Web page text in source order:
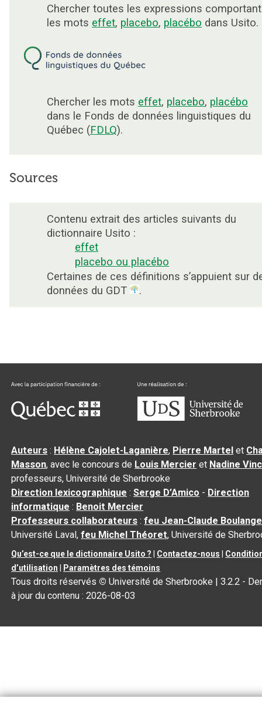
Chercher toutes les expressions comportant
les mots effet, placebo, placébo dans Usito.
Chercher les mots effet, placebo, placébo
dans le Fonds de données linguistiques du
Québec (FDLQ).
Sources
Contenu extrait des articles suivants du
dictionnaire Usito :
effet
placebo ou placébo
Certaines de ces définitions s’appuient sur
données du GDT
.
Auteurs : Hélène Cajolet-Laganière, Pierre Martel et
Masson, avec le concours de Louis Mercier et Nadine
professeurs, Université de Sherbrooke
Direction lexicographique :Serge D’Amico - Direction
informatique : Benoit Mercier
Professeurs collaborateurs :feu Jean-Claude
Université Laval,feu Michel Théoret, Université de
Qu’est-ce que le dictionnaire Usito ? Contactez-nous
d’utilisation
Paramètres des témoins
Tous droits réservés © Université de Sherbrooke |3.2.2 -
à jour du contenu :2026-08-03